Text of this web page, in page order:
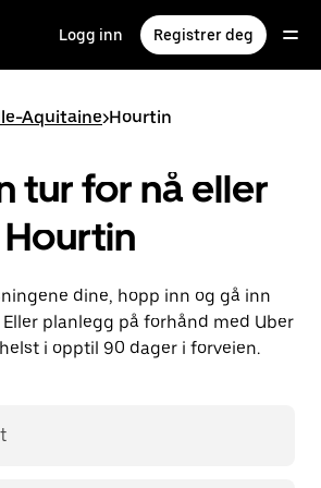
Logg inn Registrer deg
Aquitaine>Hourtin
tur for nå eller
dine, hopp inn og gå inn
planlegg på forhånd med Uber
i opptil 90 dager i forveien.